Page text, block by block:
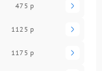
475 р
1125 р
1175 р